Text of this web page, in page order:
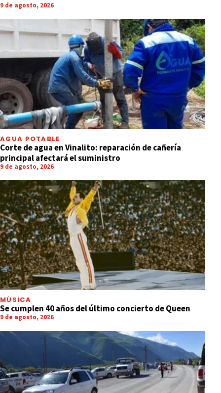
9 de agosto, 2026
AGUA POTABLE
Corte de agua en Vinalito: reparación de cañería
principal afectará el suministro
9 de agosto, 2026
MÚSICA
Se cumplen 40 años del último concierto de Queen
9 de agosto, 2026